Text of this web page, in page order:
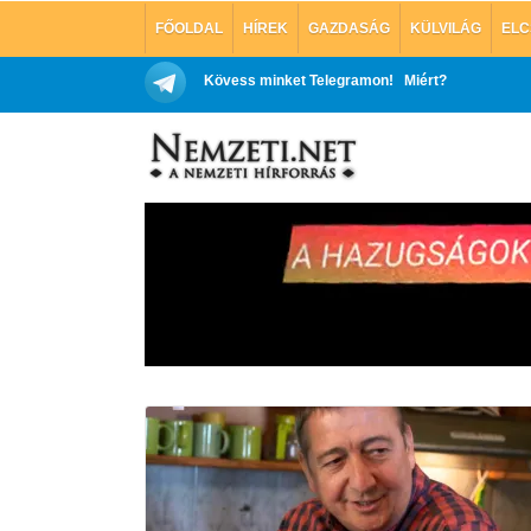
FŐOLDAL HÍREK GAZDASÁG KÜLVILÁG
Kövess minket Telegramon! Miért?